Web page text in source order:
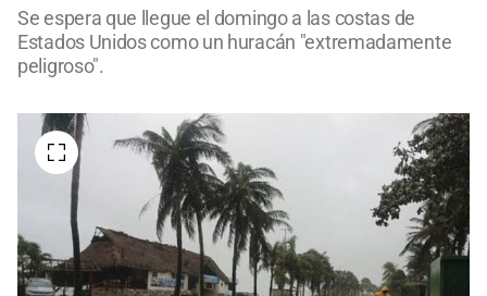
Se espera que llegue el domingo a las costas de
Estados Unidos como un huracán "extremadamente
peligroso".